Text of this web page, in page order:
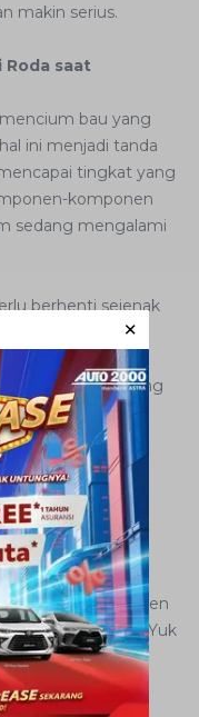
makin serius.
Roda saat
bau yang
ini menjadi tanda
tingkat yang
komponen
sedang mengalami
berhenti sejenak
sebelum
komponen-
mengganti yang
dan Fungsi-
perhatian
agar komponen
Anda gunakan. Yuk
panas saat
ini.